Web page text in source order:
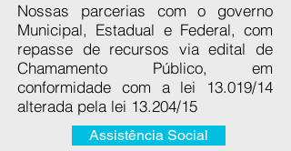
Nossas parcerias com o governo
Municipal, Estadual e Federal, com
repasse de recursos via edital de
Chamamento Público, em
conformidade com a lei 13.019/14
alterada pela lei 13.204/15
Assistência Social